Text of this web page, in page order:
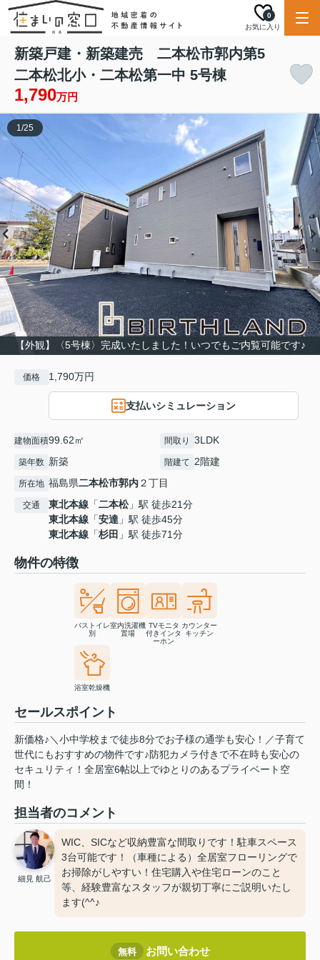
お気に入り
0
新築戸建・新築建売 二本松市郭内第5
二本松北小・二本松第一中 5号棟
1,790万円
【外観】〈5号棟〉完成いたしました！いつでもご内覧可能です♪
1/25
価格 1,790万円
支払いシミュレーション
建物面積99.62㎡ 間取り 3LDK
築年数 新築 階建て 2階建
所在地 福島県二本松市郭内２丁目
交通 東北本線 「二本松」駅 徒歩21分
東北本線 「安達 」駅 徒歩45分
東北本線 「杉田 」駅 徒歩71分
物件の特徴
バストイレ
別
室内洗濯機
置場
TVモニタ
付きインタ
ーホン
カウンター
キッチン
浴室乾燥機
セールスポイント
新価格♪＼小中学校まで徒歩8分でお子様の通学も安心！／子育て
世代にもおすすめの物件です♪防犯カメラ付きで不在時も安心の
セキュリティ！全居室6帖以上でゆとりのあるプライベート空
間！
担当者のコメント
細見 航己
WIC、SICなど収納豊富な間取りです！駐車スペース
3台可能です！（車種による）全居室フローリングで
お掃除がしやすい！住宅購入や住宅ローンのこと
等、経験豊富なスタッフが親切丁寧にご説明いたし
ます(^^♪
無料 お問い合わせ